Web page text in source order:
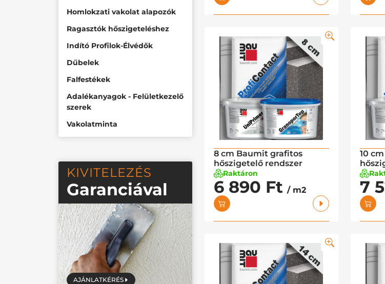
Homlokzati vakolat alapozók
Ragasztók hőszigeteléshez
Indító Profilok-Élvédők
Dűbelek
Falfestékek
Adalékanyagok - Felületkezelő
szerek
Vakolatminta
KIVITELEZÉS
Garanciával
AJÁNLATKÉRÉS
8 cm Baumit grafitos
hőszigetelő rendszer
Raktáron
6 890 Ft / m2
10
7